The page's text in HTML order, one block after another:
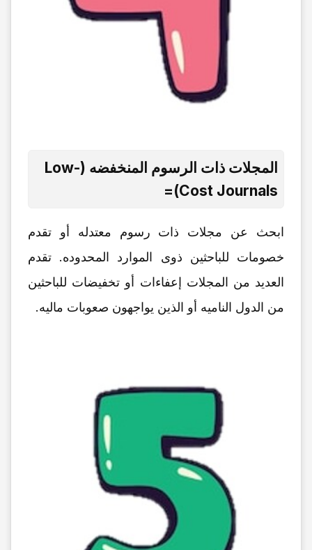
المجلات ذات الرسوم المنخفضه (Low-
Cost Journals)=
ابحث عن مجلات ذات رسوم معتدله أو تقدم
خصومات للباحثین ذوی الموارد المحدوده. تقدم
العدید من المجلات إعفاءات أو تخفیضات للباحثین
من الدول النامیه أو الذین یواجهون صعوبات مالیه.